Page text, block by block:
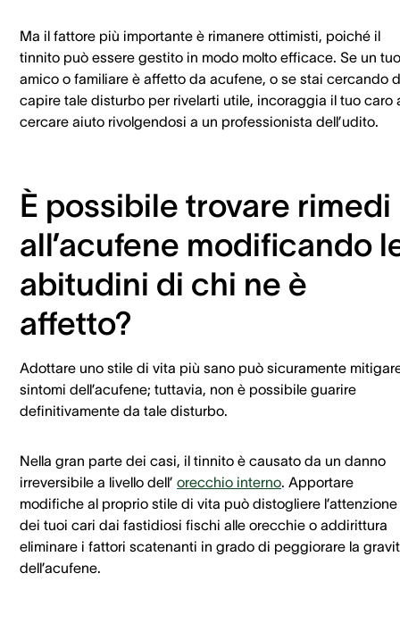
Ma il fattore più importante è rimanere ottimisti, poiché il
tinnito può essere gestito in modo molto efficace. Se un tuo
amico o familiare è affetto da acufene, o se stai cercando
capire tale disturbo per rivelarti utile, incoraggia il tuo caro
cercare aiuto rivolgendosi a un professionista dell’udito.
È possibile trovare rimedi
all’acufene modificando
abitudini di chi ne è
affetto?
Adottare uno stile di vita più sano può sicuramente
sintomi dell’acufene; tuttavia, non è possibile guarire
definitivamente da tale disturbo.
Nella gran parte dei casi, il tinnito è causato da un danno
irreversibile a livello dell’ orecchio interno. Apportare
modifiche al proprio stile di vita può distogliere l’attenzione
dei tuoi cari dai fastidiosi fischi alle orecchie o addirittura
eliminare i fattori scatenanti in grado di peggiorare la
dell’acufene.